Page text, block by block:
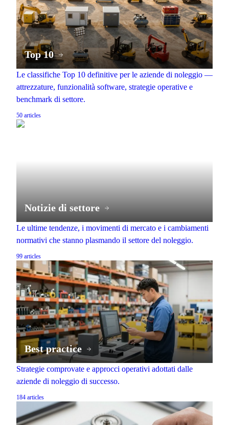
Top 10
Le classifiche Top 10 definitive per le aziende di noleggio —
attrezzature, funzionalità software, strategie operative e
benchmark di settore.
50 articles
Notizie di settore
Le ultime tendenze, i movimenti di mercato e i cambiamenti
normativi che stanno plasmando il settore del noleggio.
99 articles
Best practice
Strategie comprovate e approcci operativi adottati dalle
aziende di noleggio di successo.
184 articles